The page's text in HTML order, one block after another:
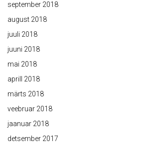
september 2018
august 2018
juuli 2018
juuni 2018
mai 2018
aprill 2018
märts 2018
veebruar 2018
jaanuar 2018
detsember 2017